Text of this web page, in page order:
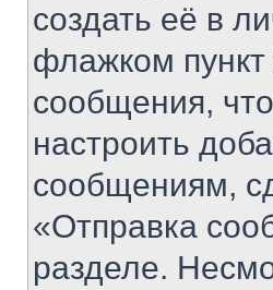
создать её в
флажком пункт
сообщения,
настроить
сообщениям,
«Отправка
разделе.